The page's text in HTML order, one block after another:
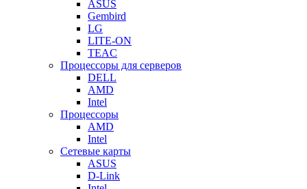
ASUS
Gembird
LG
LITE-ON
TEAC
Процессоры для серверов
DELL
AMD
Intel
Процессоры
AMD
Intel
Сетевые карты
ASUS
D-Link